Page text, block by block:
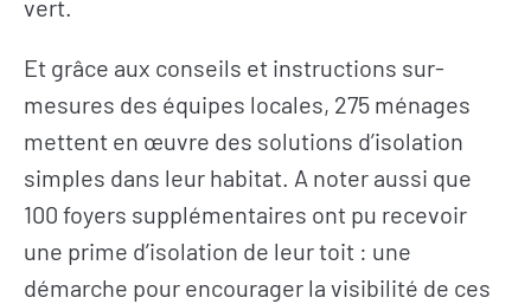
vert.
Et grâce aux conseils et instructions sur-
mesures des équipes locales, 275 ménages
mettent en œuvre des solutions d’isolation
simples dans leur habitat. A noter aussi que
100 foyers supplémentaires ont pu recevoir
une prime d’isolation de leur toit : une
démarche pour encourager la visibilité de ces